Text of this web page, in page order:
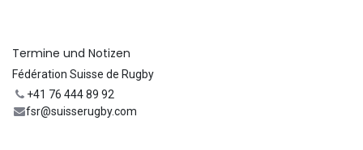
Termine und Notizen
Fédération Suisse de Rugby
+41 76 444 89 92
fsr@suisserugby.com